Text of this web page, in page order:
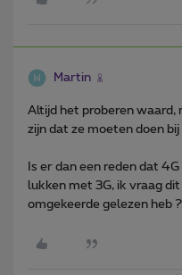
Martin
Altijd het proberen waard,
zijn dat ze moeten doen
Is er dan een reden dat
lukken met 3G, ik vraag
omgekeerde gelezen heb ?